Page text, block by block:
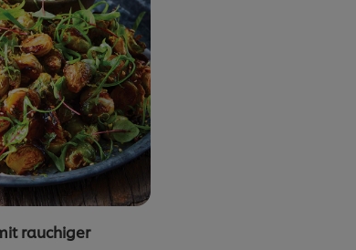
rauchiger